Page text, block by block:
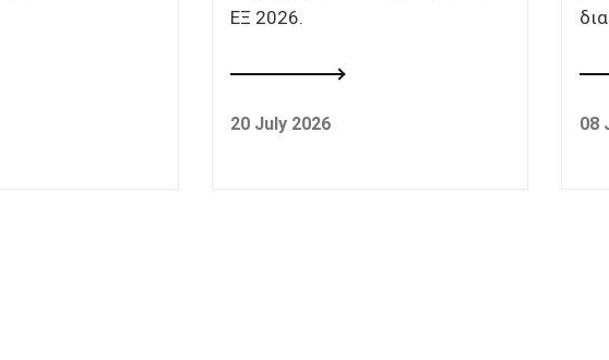
ΕΞ 2026.
20 July 2026 08